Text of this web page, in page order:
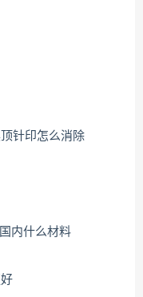
针印怎么消除
内什么材料